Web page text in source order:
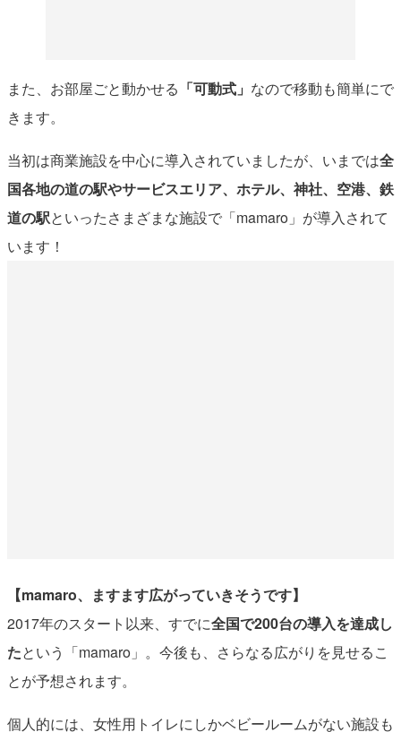
また、お部屋ごと動かせる 「可動式」 なので移動も簡単にで
きます。
当初は商業施設を中心に導入されていましたが、いまでは全
国各地の道の駅やサービスエリア、ホテル、神社、空港、鉄
道の駅といったさまざまな施設で「mamaro」が導入されて
います！
【mamaro、ますます広がっていきそうです】
2017年のスタート以来、すでに全国で200台の導入を達成し
たという「mamaro」。今後も、さらなる広がりを見せるこ
とが予想されます。
個人的には、女性用トイレにしかベビールームがない施設も